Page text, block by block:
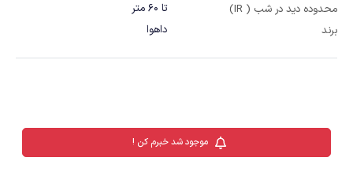
محدوده دید در شب ( IR)
تا 60 متر
برند
داهوا
موجود شد خبرم کن !